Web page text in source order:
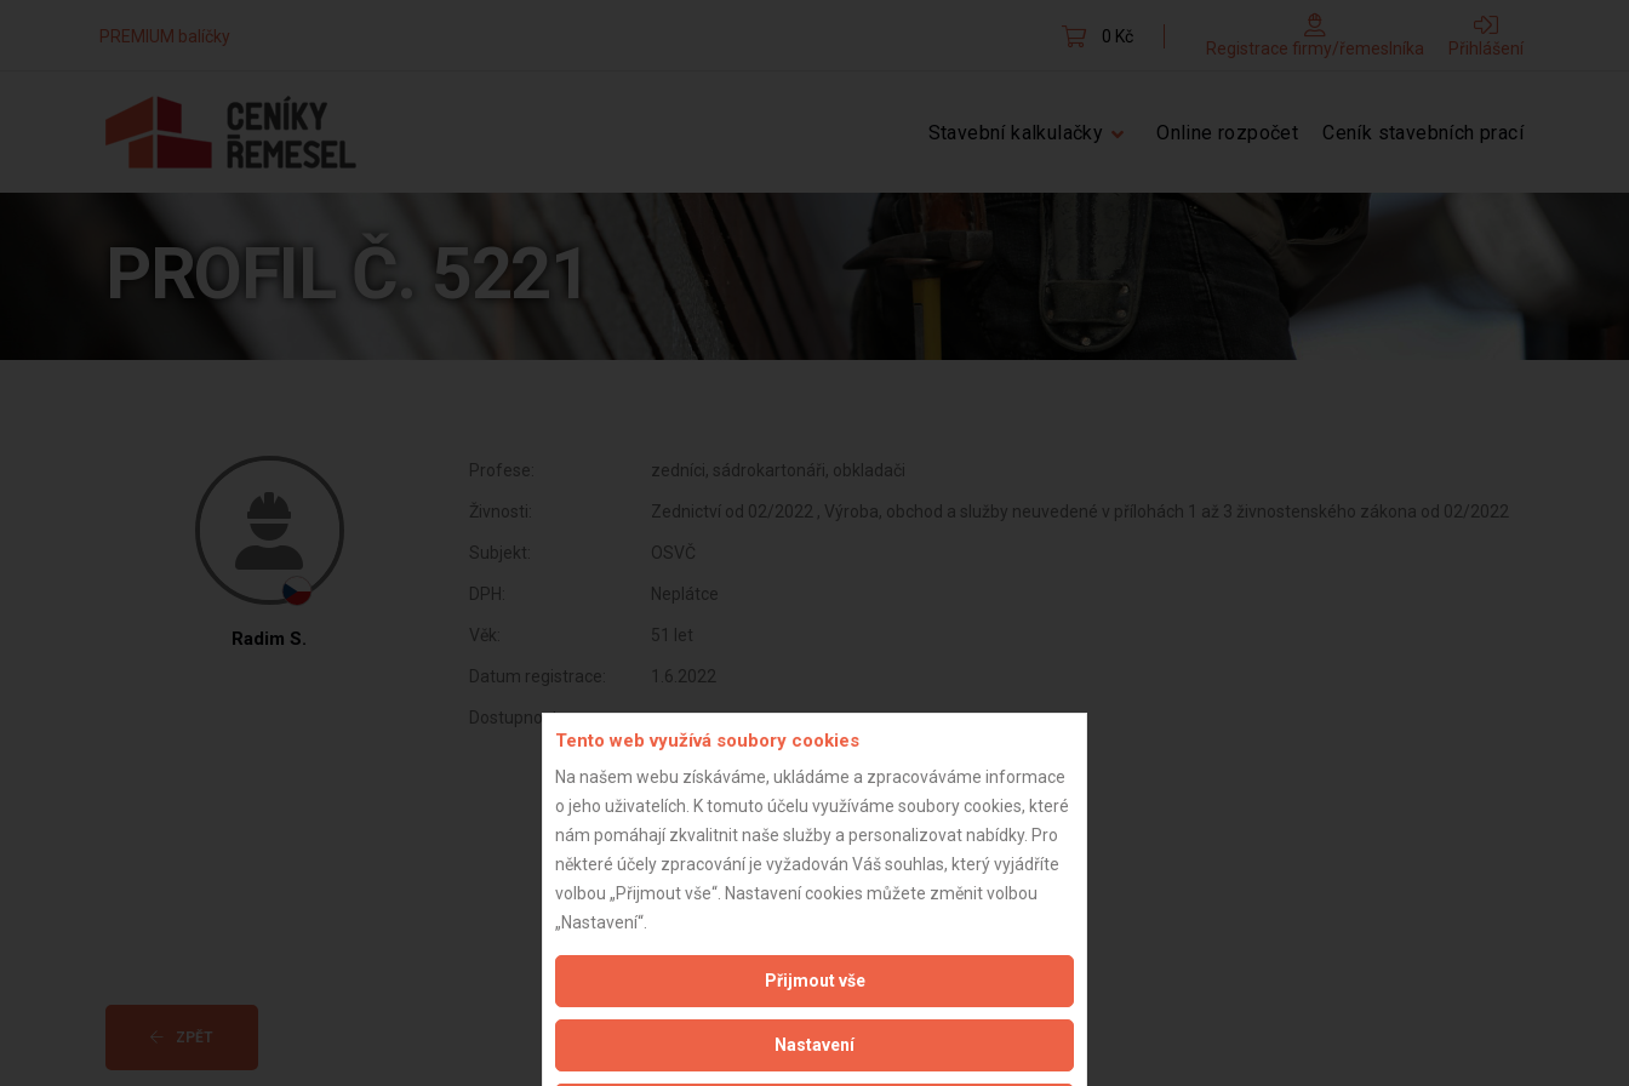
PREMIUM balíčky 0 Kč
Registrace firmy/řemeslníka Přihlášení
Stavební kalkulačky Online rozpočet Ceník stavebních prací
PROFIL Č. 5221
Radim S.
Profese: zedníci, sádrokartonáři, obkladači
Živnosti: Zednictví od 02/2022 , Výroba, obchod a služby neuvedené v přílohách 1 až 3 živnostenského zákona od 02/2022
Subjekt: OSVČ
DPH: Neplátce
Věk: 51 let
Datum registrace: 1.6.2022
Dostupnost:
ZPĚT Aktualizováno z portálu ARES dne 31.12.2023 00:45:08
Tento web využívá soubory cookies
Na našem webu získáváme, ukládáme a zpracováváme informace
o jeho uživatelích. K tomuto účelu využíváme soubory cookies, které
nám pomáhají zkvalitnit naše služby a personalizovat nabídky. Pro
některé účely zpracování je vyžadován Váš souhlas, který vyjádříte
volbou „Přijmout vše“. Nastavení cookies můžete změnit volbou
„Nastavení“.
Přijmout vše
Nastavení